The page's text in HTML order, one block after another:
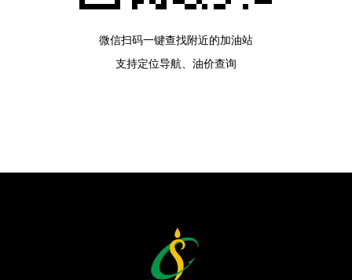
微信扫码一键查找附近的加油站
支持定位导航、油价查询